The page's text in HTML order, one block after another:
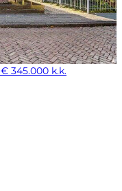
€ 345.000 k.k.